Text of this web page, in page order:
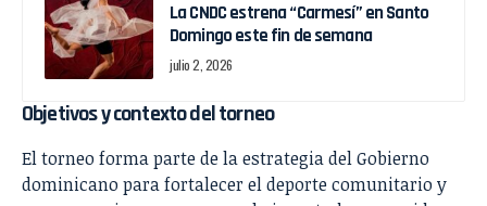
La CNDC estrena “Carmesí” en Santo
Domingo este fin de semana
julio 2, 2026
Objetivos y contexto del torneo
El torneo forma parte de la estrategia del Gobierno
dominicano para fortalecer el deporte comunitario y